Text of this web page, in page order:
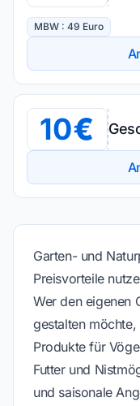
MBW : 49 Euro
10
Garten- und
Preisvorteile
Wer den eigenen
gestalten
Produkte für
Futter und
und saisonale